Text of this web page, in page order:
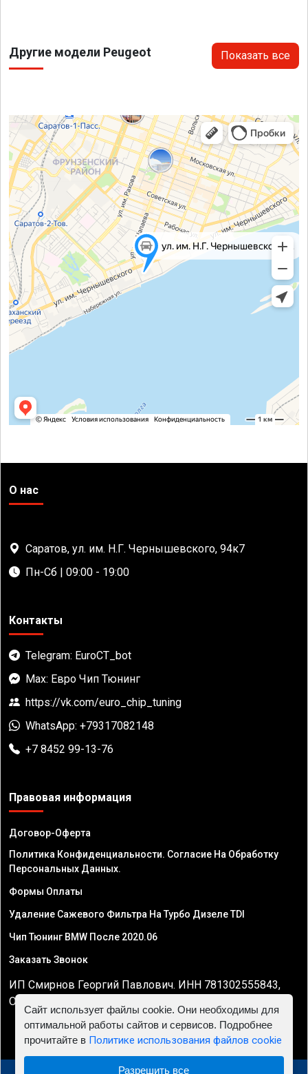
Другие модели Peugeot Показать все
О нас
Саратов, ул. им. Н.Г. Чернышевского, 94к7
Пн-Сб | 09:00 - 19:00
Контакты
Telegram: EuroCT_bot
Max: Евро Чип Тюнинг
https://vk.com/euro_chip_tuning
WhatsApp: +79317082148
+7 8452 99-13-76
Правовая информация
Договор-Оферта
Политика Конфиденциальности. Согласие На Обработку
Персональных Данных.
Формы Оплаты
Удаление Сажевого Фильтра На Турбо Дизеле TDI
Чип Тюнинг BMW После 2020.06
Заказать Звонок
ИП Смирнов Георгий Павлович. ИНН 781302555843,
ОГРНИП 324470400032610
Сайт использует файлы cookie. Они необходимы для
оптимальной работы сайтов и сервисов. Подробнее
прочитайте в Политике использования файлов cookie
Разрешить все